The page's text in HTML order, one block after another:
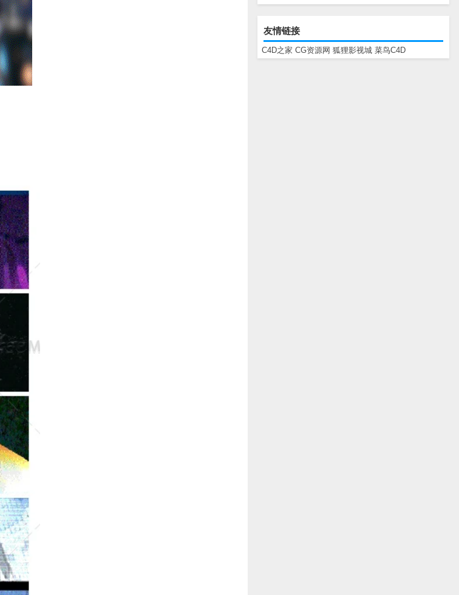
友情链接
C4D之家 CG资源网 狐狸影视城 菜鸟C4D